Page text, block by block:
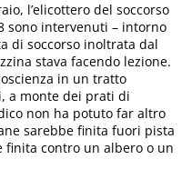
l’elicottero del soccorso
sono intervenuti – intorno
di soccorso inoltrata dal
stava facendo lezione.
in un tratto
a monte dei prati di
non ha potuto far altro
sarebbe finita fuori pista
finita contro un albero o un